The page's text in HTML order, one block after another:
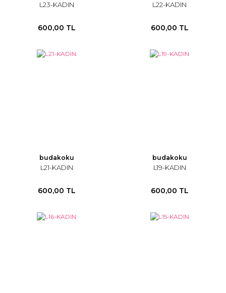
L23-KADIN
600,00 TL
L22-KADIN
600,00 TL
budakoku
L21-KADIN
600,00 TL
budakoku
L19-KADIN
600,00 TL